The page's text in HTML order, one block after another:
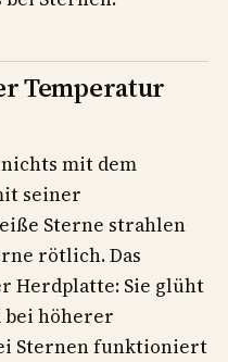
Temperatur
mit dem
seiner
Sterne strahlen
rötlich. Das
Herdplatte: Sie glüht
höherer
Sternen funktioniert